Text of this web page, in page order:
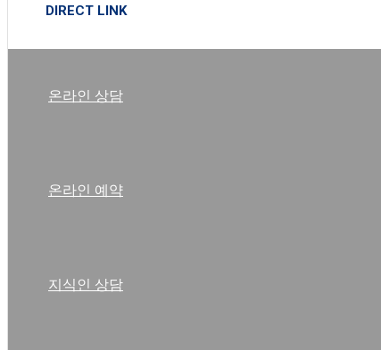
DIRECT LINK
온라인 상담
온라인 예약
지식인 상담